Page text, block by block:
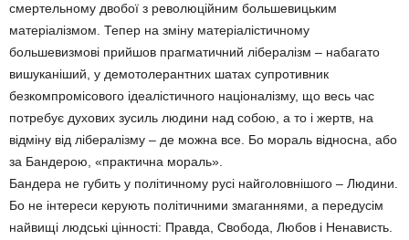
смертельному двобої з революційним большевицьким
матеріалізмом. Тепер на зміну матеріалістичному
большевизмові прийшов прагматичний лібералізм – набагато
вишуканіший, у демотолерантних шатах супротивник
безкомпромісового ідеалістичного націоналізму, що весь час
потребує духових зусиль людини над собою, а то і жертв, на
відміну від лібералізму – де можна все. Бо мораль відносна, або
за Бандерою, «практична мораль».
Бандера не губить у політичному русі найголовнішого – Людини.
Бо не інтереси керують політичними змаганнями, а передусім
найвищі людські цінності: Правда, Свобода, Любов і Ненависть.